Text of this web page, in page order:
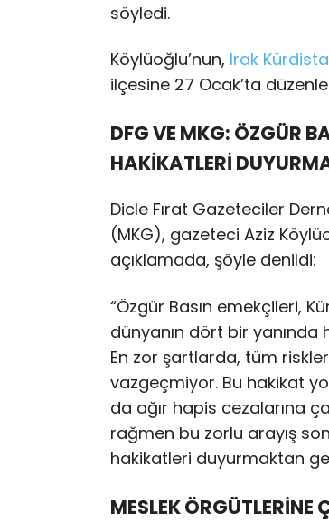
söyledi.
Köylüoğlu’nun, Irak
ilçesine 27 Ocak’ta
DFG VE MKG: ÖZGÜR
HAKİKATLERİ
Dicle Fırat Gazeteciler
(MKG), gazeteci Aziz
açıklamada, şöyle denildi:
“Özgür Basın emekçileri,
dünyanın dört bir
En zor şartlarda, tüm
vazgeçmiyor. Bu hakikat
da ağır hapis cezalarına
rağmen bu zorlu arayış
hakikatleri duyurmaktan
MESLEK ÖRGÜTLERİNE